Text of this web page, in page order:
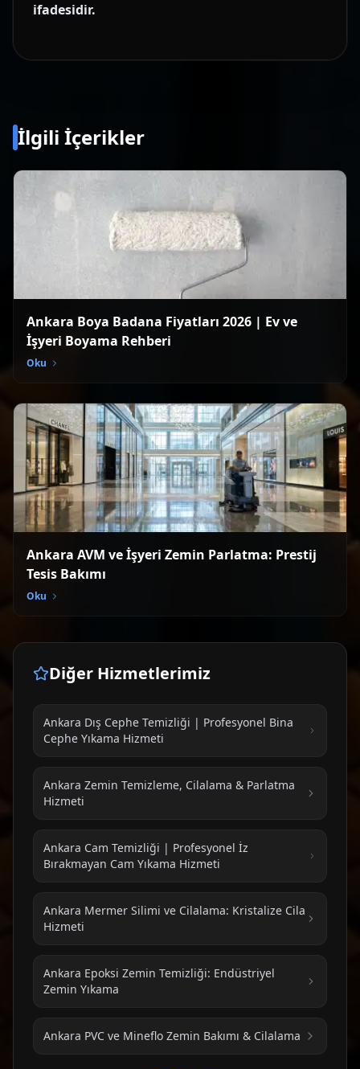
ifadesidir.
İlgili İçerikler
Ankara Boya Badana Fiyatları 2026 | Ev ve
İşyeri Boyama Rehberi
Oku
Ankara AVM ve İşyeri Zemin Parlatma: Prestij
Tesis Bakımı
Oku
Diğer Hizmetlerimiz
Ankara Dış Cephe Temizliği | Profesyonel Bina
Cephe Yıkama Hizmeti
Ankara Zemin Temizleme, Cilalama & Parlatma
Hizmeti
Ankara Cam Temizliği | Profesyonel İz
Bırakmayan Cam Yıkama Hizmeti
Ankara Mermer Silimi ve Cilalama: Kristalize Cila
Hizmeti
Ankara Epoksi Zemin Temizliği: Endüstriyel
Zemin Yıkama
Ankara PVC ve Mineflo Zemin Bakımı & Cilalama